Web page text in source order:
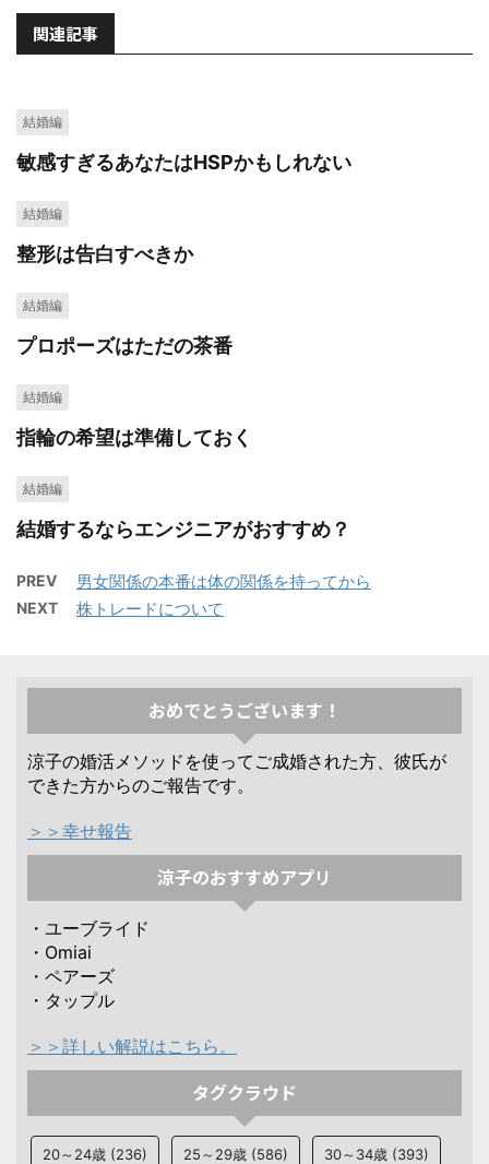
関連記事
結婚編
敏感すぎるあなたはHSPかもしれない
結婚編
整形は告白すべきか
結婚編
プロポーズはただの茶番
結婚編
指輪の希望は準備しておく
結婚編
結婚するならエンジニアがおすすめ？
PREV 男女関係の本番は体の関係を持ってから
NEXT 株トレードについて
おめでとうございます！
涼子の婚活メソッドを使ってご成婚された方、彼氏が
できた方からのご報告です。
＞＞幸せ報告
涼子のおすすめアプリ
・ユーブライド
・Omiai
・ペアーズ
・タップル
＞＞詳しい解説はこちら。
タグクラウド
20～24歳 (236) 25～29歳 (586) 30～34歳 (393)